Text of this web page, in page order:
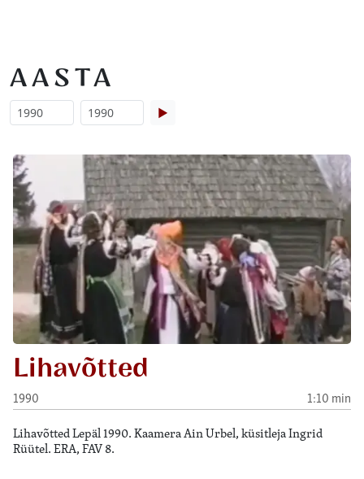
AASTA
▶
Lihavõtted
1990 1:10 min
Lihavõtted Lepäl 1990. Kaamera Ain Urbel, küsitleja Ingrid
Rüütel. ERA, FAV 8.